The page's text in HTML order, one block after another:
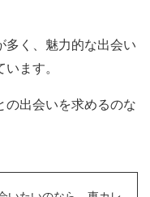
多く、魅力的な出会い
ます。
の出会いを求めるのな